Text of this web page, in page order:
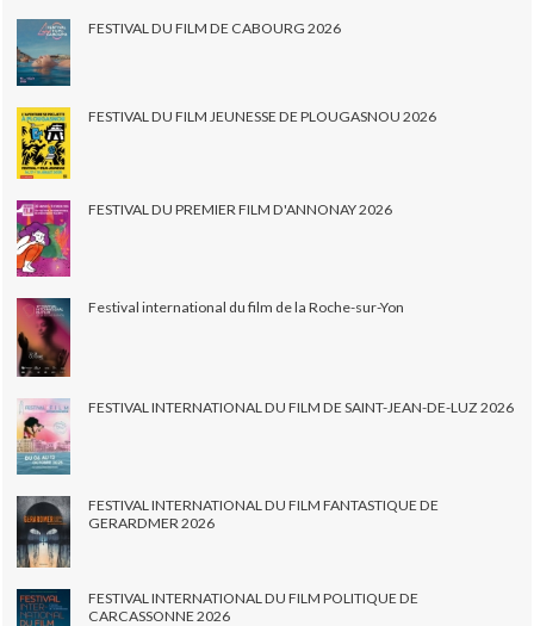
FESTIVAL DU FILM DE CABOURG 2026
FESTIVAL DU FILM JEUNESSE DE PLOUGASNOU 2026
FESTIVAL DU PREMIER FILM D'ANNONAY 2026
Festival international du film de la Roche-sur-Yon
FESTIVAL INTERNATIONAL DU FILM DE SAINT-JEAN-DE-LUZ 2026
FESTIVAL INTERNATIONAL DU FILM FANTASTIQUE DE
GERARDMER 2026
FESTIVAL INTERNATIONAL DU FILM POLITIQUE DE
CARCASSONNE 2026